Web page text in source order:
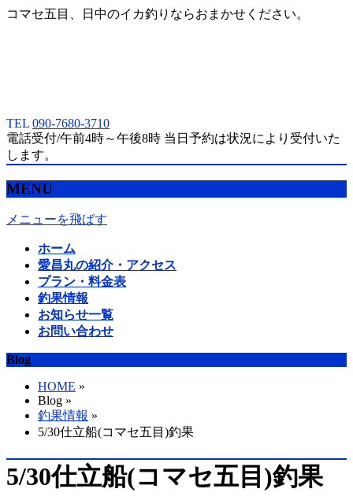
コマセ五目、日中のイカ釣りならおまかせください。
TEL 090-7680-3710
電話受付/午前4時～午後8時 当日予約は状況により受付いた
します。
MENU
メニューを飛ばす
ホーム
愛昌丸の紹介・アクセス
プラン・料金表
釣果情報
お知らせ一覧
お問い合わせ
Blog
HOME »
Blog »
釣果情報 »
5/30仕立船(コマセ五目)釣果
5/30仕立船(コマセ五目)釣果